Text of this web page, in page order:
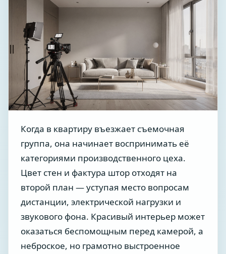
Когда в квартиру въезжает съемочная
группа, она начинает воспринимать её
категориями производственного цеха.
Цвет стен и фактура штор отходят на
второй план — уступая место вопросам
дистанции, электрической нагрузки и
звукового фона. Красивый интерьер может
оказаться беспомощным перед камерой, а
неброское, но грамотно выстроенное